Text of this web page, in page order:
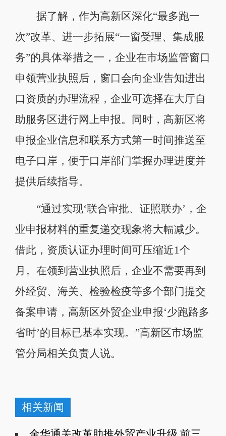
据了解，作为高新区深化“最多跑一
次”改革、进一步拓展“一窗受理、集成服
务”的具体举措之一，企业在市场监管窗口
申领营业执照后，窗口会向企业告知进出
口资质的办理流程，企业可选择在大厅自
助服务区进行网上申报。同时，高新区将
申报企业信息和联系方式第一时间推送至
电子口岸，便于口岸部门掌握办理进度并
提供后续指导。
“通过实现‘联合审批、证照联办’，企
业申报材料的重复递交现象将大幅减少。
借此，资质认证办理时间可压缩近1个
月。在领到营业执照后，企业不需要再到
外经贸、海关、检验检疫等多个部门提交
备案申请，高新区外贸企业申报‘少跑路多
省时’的目标已基本实现。”高新区市场监
管分局相关负责人说。
相关新闻